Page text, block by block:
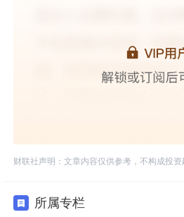
财联社声明：文章内容仅供参考，不构成投资
所属专栏